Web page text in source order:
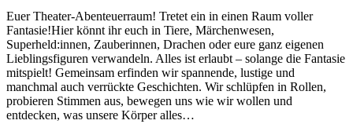
Euer Theater-Abenteuerraum! Tretet ein in einen Raum voller
Fantasie!Hier könnt ihr euch in Tiere, Märchenwesen,
Superheld:innen, Zauberinnen, Drachen oder eure ganz eigenen
Lieblingsfiguren verwandeln. Alles ist erlaubt – solange die Fantasie
mitspielt! Gemeinsam erfinden wir spannende, lustige und
manchmal auch verrückte Geschichten. Wir schlüpfen in Rollen,
probieren Stimmen aus, bewegen uns wie wir wollen und
entdecken, was unsere Körper alles…